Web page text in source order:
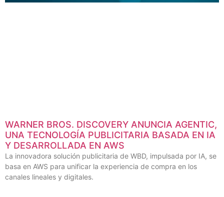
WARNER BROS. DISCOVERY ANUNCIA AGENTIC,
UNA TECNOLOGÍA PUBLICITARIA BASADA EN IA
Y DESARROLLADA EN AWS
La innovadora solución publicitaria de WBD, impulsada por IA, se
basa en AWS para unificar la experiencia de compra en los
canales lineales y digitales.